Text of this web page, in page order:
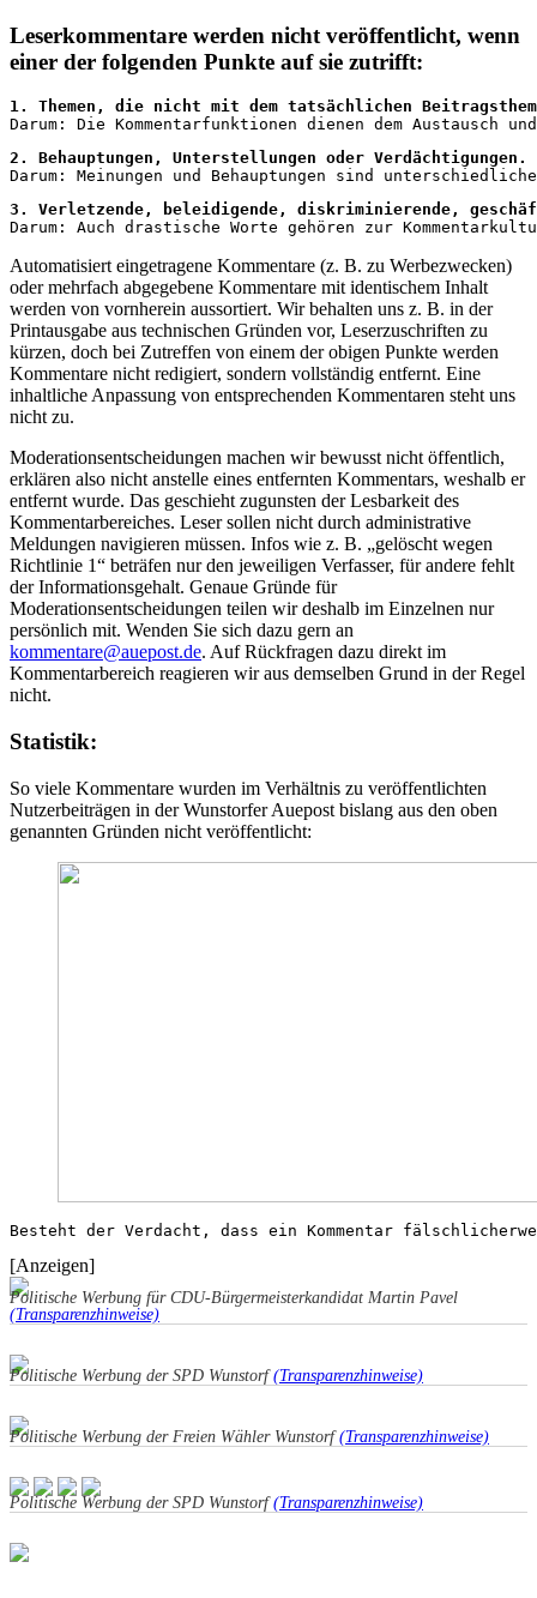
Leserkommentare werden nicht veröffentlicht, wenn
einer der folgenden Punkte auf sie zutrifft:
1. Themen, die nicht mit dem tatsächlichen
Darum: Die Kommentarfunktionen dienen dem
2. Behauptungen, Unterstellungen oder Verdächtigungen.
Darum: Meinungen und Behauptungen sind
3. Verletzende, beleidigende, diskriminierende,
Darum: Auch drastische Worte gehören zur
Automatisiert eingetragene Kommentare (z. B. zu Werbezwecken)
oder mehrfach abgegebene Kommentare mit identischem Inhalt
werden von vornherein aussortiert. Wir behalten uns z. B. in der
Printausgabe aus technischen Gründen vor, Leserzuschriften zu
kürzen, doch bei Zutreffen von einem der obigen Punkte werden
Kommentare nicht redigiert, sondern vollständig entfernt. Eine
inhaltliche Anpassung von entsprechenden Kommentaren steht uns
nicht zu.
Moderationsentscheidungen machen wir bewusst nicht öffentlich,
erklären also nicht anstelle eines entfernten Kommentars, weshalb er
entfernt wurde. Das geschieht zugunsten der Lesbarkeit des
Kommentarbereiches. Leser sollen nicht durch administrative
Meldungen navigieren müssen. Infos wie z. B. „gelöscht wegen
Richtlinie 1“ beträfen nur den jeweiligen Verfasser, für andere fehlt
der Informationsgehalt. Genaue Gründe für
Moderationsentscheidungen teilen wir deshalb im Einzelnen nur
persönlich mit. Wenden Sie sich dazu gern an
kommentare@auepost.de. Auf Rückfragen dazu direkt im
Kommentarbereich reagieren wir aus demselben Grund in der Regel
nicht.
Statistik:
So viele Kommentare wurden im Verhältnis zu veröffentlichten
Nutzerbeiträgen in der Wunstorfer Auepost bislang aus den oben
genannten Gründen nicht veröffentlicht:
Besteht der Verdacht, dass ein Kommentar
[Anzeigen]
Politische Werbung für CDU-Bürgermeisterkandidat Martin Pavel
(Transparenzhinweise)
Politische Werbung der SPD Wunstorf(Transparenzhinweise)
Politische Werbung der Freien Wähler Wunstorf(Transparenzhinweise)
Politische Werbung der SPD Wunstorf(Transparenzhinweise)